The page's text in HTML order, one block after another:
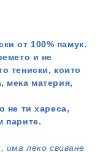
от 100% памук.
и не
тениски, които
мека материя,
не ти хареса,
парите.
има леко свиване